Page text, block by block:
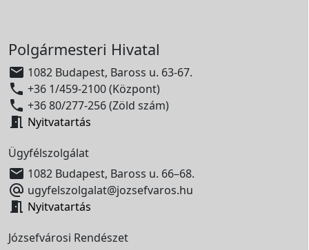
Polgármesteri Hivatal
 1082 Budapest, Baross u. 63-67.
 +36 1/459-2100 (Központ)
 +36 80/277-256 (Zöld szám)
 Nyitvatartás
Ügyfélszolgálat
 1082 Budapest, Baross u. 66–68.
 ugyfelszolgalat@jozsefvaros.hu
 Nyitvatartás
Józsefvárosi Rendészet